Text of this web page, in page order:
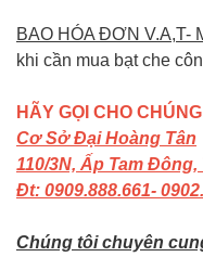
BAO HÓA ĐƠN V.A,T-
khi cần mua bạt che
HÃY GỌI CHO
Cơ Sở Đại Hoàng Tân
110/3N, Ấp Tam
Đt: 0909.888.661-
Chúng tôi chuyên